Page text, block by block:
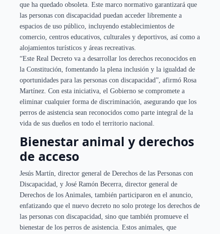
que ha quedado obsoleta. Este marco normativo garantizará que
las personas con discapacidad puedan acceder libremente a
espacios de uso público, incluyendo establecimientos de
comercio, centros educativos, culturales y deportivos, así como a
alojamientos turísticos y áreas recreativas.
“Este Real Decreto va a desarrollar los derechos reconocidos en
la Constitución, fomentando la plena inclusión y la igualdad de
oportunidades para las personas con discapacidad”, afirmó Rosa
Martínez. Con esta iniciativa, el Gobierno se compromete a
eliminar cualquier forma de discriminación, asegurando que los
perros de asistencia sean reconocidos como parte integral de la
vida de sus dueños en todo el territorio nacional.
Bienestar animal y derechos
de acceso
Jesús Martín, director general de Derechos de las Personas con
Discapacidad, y José Ramón Becerra, director general de
Derechos de los Animales, también participaron en el anuncio,
enfatizando que el nuevo decreto no solo protege los derechos de
las personas con discapacidad, sino que también promueve el
bienestar de los perros de asistencia. Estos animales, que